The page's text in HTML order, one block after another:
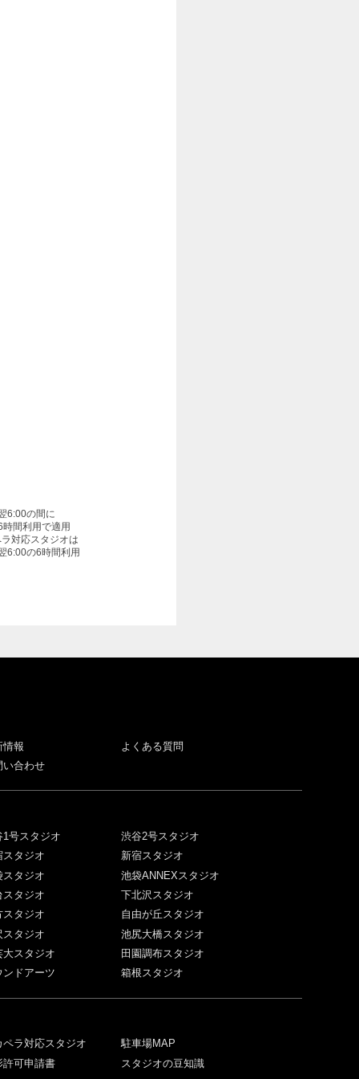
6:00の間に
時間利用で適用
対応スタジオは
6:00の6時間利用
情報
よくある質問
い合わせ
1号スタジオ
渋谷2号スタジオ
スタジオ
新宿スタジオ
スタジオ
池袋ANNEXスタジオ
スタジオ
下北沢スタジオ
スタジオ
自由が丘スタジオ
スタジオ
池尻大橋スタジオ
大スタジオ
田園調布スタジオ
ンドアーツ
箱根スタジオ
ペラ対応スタジオ
駐車場MAP
許可申請書
スタジオの豆知識